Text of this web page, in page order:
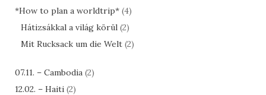
*How to plan a worldtrip* (4)
Hátizsákkal a világ körül (2)
Mit Rucksack um die Welt (2)
07.11. – Cambodia (2)
12.02. – Haiti (2)